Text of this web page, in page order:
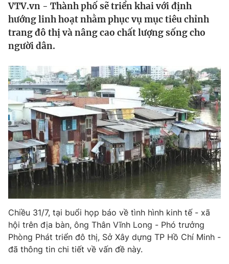
Thế giới
Tin tức
Thế giới đó đây
Câu chuyện quốc tế
Kinh tế
Tài chính
Thị trường
Góc doanh nghiệp
Dữ liệu và đời sống
Truyền hình
Phim VTV
Hậu trường
Nhân vật
Khán giả
Giải sao mai
Giải trí
Điện ảnh
Âm nhạc
Đời sống
Du lịch
Làm đẹp
Chất lượng cuộc sống
Giáo dục
Tuyển sinh
Học trực tuyến
Công nghệ
Hitech Công nghệ tương lai
VTV.vn - Thành phố sẽ triển khai với định
hướng linh hoạt nhằm phục vụ mục tiêu chỉnh
trang đô thị và nâng cao chất lượng sống cho
người dân.
Chiều 31/7, tại buổi họp báo về tình hình kinh tế - xã
hội trên địa bàn, ông Thân Vĩnh Long - Phó trưởng
Phòng Phát triển đô thị, Sở Xây dựng TP Hồ Chí Minh -
đã thông tin chi tiết về vấn đề này.